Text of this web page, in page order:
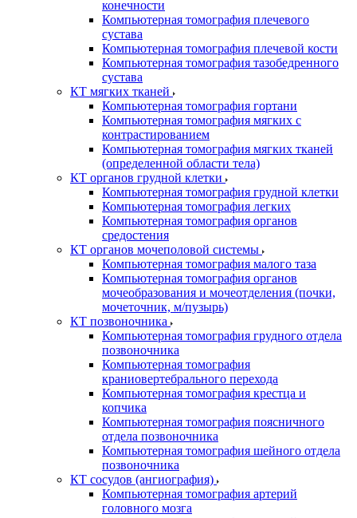
конечности
Компьютерная томография плечевого
сустава
Компьютерная томография плечевой кости
Компьютерная томография тазобедренного
сустава
КТ мягких тканей
Компьютерная томография гортани
Компьютерная томография мягких с
контрастированием
Компьютерная томография мягких тканей
(определенной области тела)
КТ органов грудной клетки
Компьютерная томография грудной клетки
Компьютерная томография легких
Компьютерная томография органов
средостения
КТ органов мочеполовой системы
Компьютерная томография малого таза
Компьютерная томография органов
мочеобразования и мочеотделения (почки,
мочеточник, м/пузырь)
КТ позвоночника
Компьютерная томография грудного отдела
позвоночника
Компьютерная томография
краниовертебрального перехода
Компьютерная томография крестца и
копчика
Компьютерная томография поясничного
отдела позвоночника
Компьютерная томография шейного отдела
позвоночника
КТ сосудов (ангиография)
Компьютерная томография артерий
головного мозга